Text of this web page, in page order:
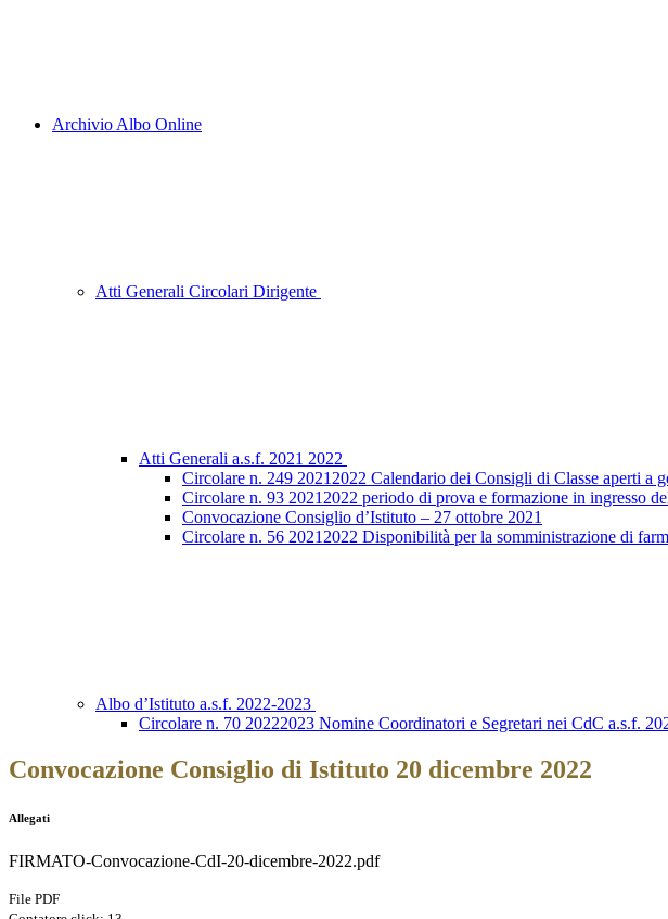
Archivio Albo Online
Atti Generali Circolari Dirigente
Atti Generali a.s.f. 2021 2022
Circolare n. 249 20212022 Calendario dei Consigli di Classe aperti a
Circolare n. 93 20212022 periodo di prova e formazione in ingresso
Convocazione Consiglio d’Istituto – 27 ottobre 2021
Circolare n. 56 20212022 Disponibilità per la somministrazione di
Albo d’Istituto a.s.f. 2022-2023
Circolare n. 70 20222023 Nomine Coordinatori e Segretari nei CdC a.s.f.
Convocazione Consiglio di Istituto 20 dicembre 2022
Allegati
FIRMATO-Convocazione-CdI-20-dicembre-2022.pdf
File PDF